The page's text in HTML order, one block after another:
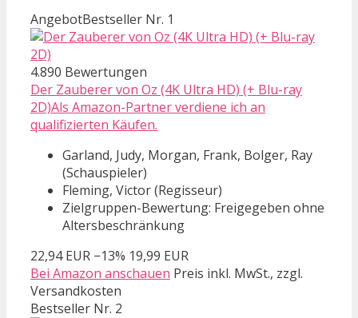
AngebotBestseller Nr. 1
4.890 Bewertungen
Der Zauberer von Oz (4K Ultra HD) (+ Blu-ray
2D)Als Amazon-Partner verdiene ich an
qualifizierten Käufen.
Garland, Judy, Morgan, Frank, Bolger, Ray
(Schauspieler)
Fleming, Victor (Regisseur)
Zielgruppen-Bewertung: Freigegeben ohne
Altersbeschränkung
22,94 EUR −13% 19,99 EUR
Bei Amazon anschauen Preis inkl. MwSt., zzgl.
Versandkosten
Bestseller Nr. 2